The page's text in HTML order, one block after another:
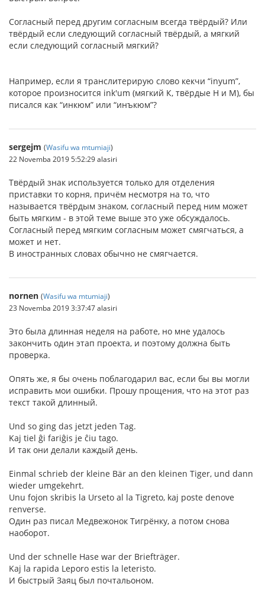
Согласный перед другим согласным всегда твёрдый? Или
твёрдый если следующий согласный твёрдый, а мягкий
если следующий согласный мягкий?
Например, если я транслитерирую слово кекчи “inyum”,
которое произносится ink'um (мягкий К, твёрдые Н и М), бы
писался как “инкюм” или “инъкюм”?
sergejm (Wasifu wa mtumiaji)
22 Novemba 2019 5:52:29 alasiri
Твёрдый знак используется только для отделения
приставки то корня, причём несмотря на то, что
называется твёрдым знаком, согласный перед ним может
быть мягким - в этой теме выше это уже обсуждалось.
Согласный перед мягким согласным может смягчаться, а
может и нет.
В иностранных словах обычно не смягчается.
nornen (Wasifu wa mtumiaji)
23 Novemba 2019 3:37:47 alasiri
Это была длинная неделя на работе, но мне удалось
закончить один этап проекта, и поэтому должна быть
проверка.
Опять же, я бы очень поблагодарил вас, если бы вы могли
исправить мои ошибки. Прошу прощения, что на этот раз
текст такой длинный.
Und so ging das jetzt jeden Tag.
Kaj tiel ĝi fariĝis je ĉiu tago.
И так они делали каждый день.
Einmal schrieb der kleine Bär an den kleinen Tiger, und dann
wieder umgekehrt.
Unu fojon skribis la Urseto al la Tigreto, kaj poste denove
renverse.
Один раз писал Медвежонок Тигрёнку, а потом снова
наоборот.
Und der schnelle Hase war der Briefträger.
Kaj la rapida Leporo estis la leteristo.
И быстрый Заяц был почтальоном.